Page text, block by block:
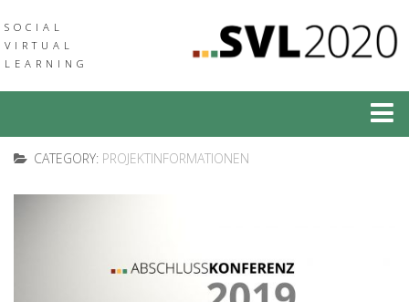
SOCIAL
VIRTUAL
LEARNING
Social Virtual Learning
CATEGORY: PROJEKTINFORMATIONEN